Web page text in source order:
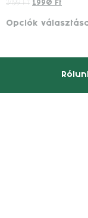
3499Ft 1990 Ft
Opciók választása